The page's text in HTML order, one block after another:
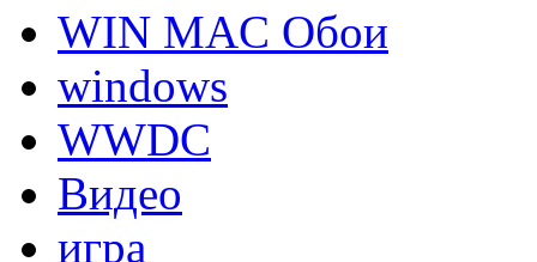
WIN MAC Обои
windows
WWDC
Видео
игра